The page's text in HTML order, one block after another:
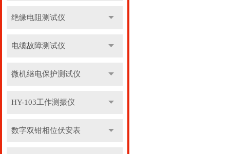
绝缘电阻测试仪
电缆故障测试仪
微机继电保护测试仪
HY-103工作测振仪
数字双钳相位伏安表